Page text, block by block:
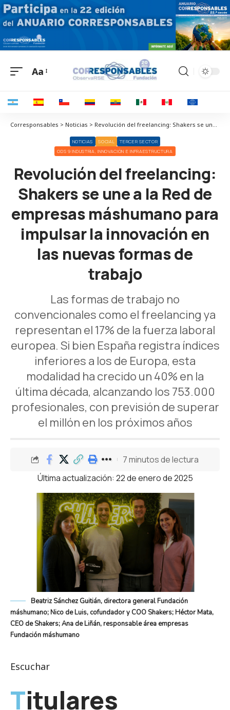
Aa
Corresponsables > Noticias > Revolución del freelancing: Shakers se une a la Red de empresas máshumano para impulsar la innovación en las nuevas formas de trabajo
NOTICIAS SOCIAL
TERCER SECTOR
ODS 9 INDUSTRIA, INNOVACIÓN E INFRAESTRUCTURA
Revolución del freelancing:
Shakers se une a la Red de
empresas máshumano para
impulsar la innovación en
las nuevas formas de
trabajo
Las formas de trabajo no
convencionales como el freelancing ya
representan el 17% de la fuerza laboral
europea. Si bien España registra índices
inferiores a los de Europa, esta
modalidad ha crecido un 40% en la
última década, alcanzando los 753.000
profesionales, con previsión de superar
el millón en los próximos años
Última actualización: 22 de enero de 2025
7 minutos de lectura
Beatriz Sánchez Guitián, directora general Fundación
máshumano; Nico de Luis, cofundador y COO Shakers; Héctor Mata,
CEO de Shakers; Ana de Liñán, responsable área empresas
Fundación máshumano
Escuchar
Titulares